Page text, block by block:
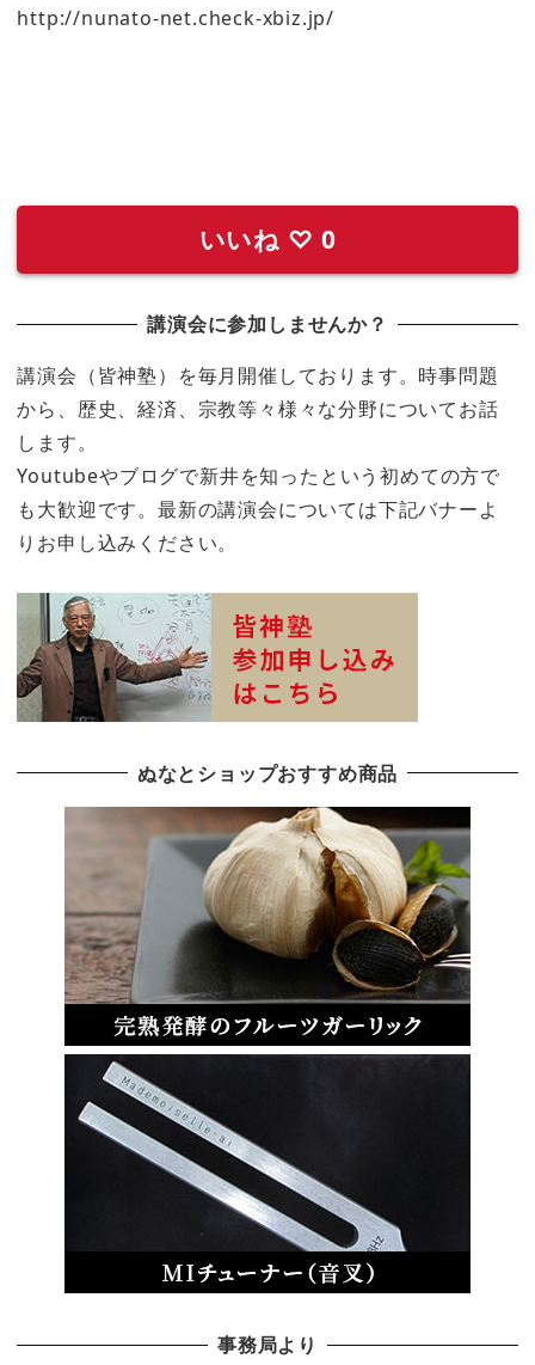
http://nunato-net.check-xbiz.jp/
いいね ♡ 0
講演会に参加しませんか？
講演会（皆神塾）を毎月開催しております。時事問題
から、歴史、経済、宗教等々様々な分野についてお話
します。
Youtubeやブログで新井を知ったという初めての方で
も大歓迎です。最新の講演会については下記バナーよ
りお申し込みください。
ぬなとショップおすすめ商品
事務局より